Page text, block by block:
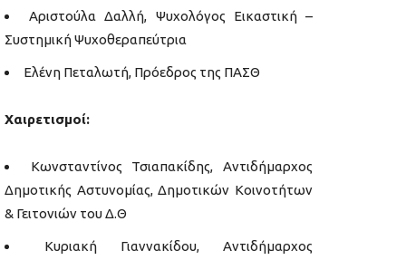
Αριστούλα Δαλλή, Ψυχολόγος Εικαστική –
Συστημική Ψυχοθεραπεύτρια
Ελένη Πεταλωτή, Πρόεδρος της ΠΑΣΘ
Χαιρετισμοί:
Κωνσταντίνος Τσιαπακίδης, Αντιδήμαρχος
Δημοτικής Αστυνομίας, Δημοτικών Κοινοτήτων
& Γειτονιών του Δ.Θ
Κυριακή Γιαννακίδου, Αντιδήμαρχος